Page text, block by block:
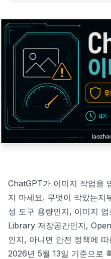
ChatGPT가 이미지 작업을
지 마세요. 무엇이 막았는지
성 도구 용량인지, 이미지
Library 저장공간인지,
인지, 아니면 안전 정책에
2026년 5월 13일 기준으로